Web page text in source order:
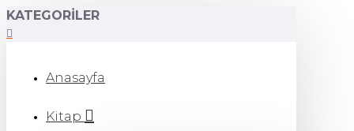
KATEGORILER
Anasayfa
Kitap